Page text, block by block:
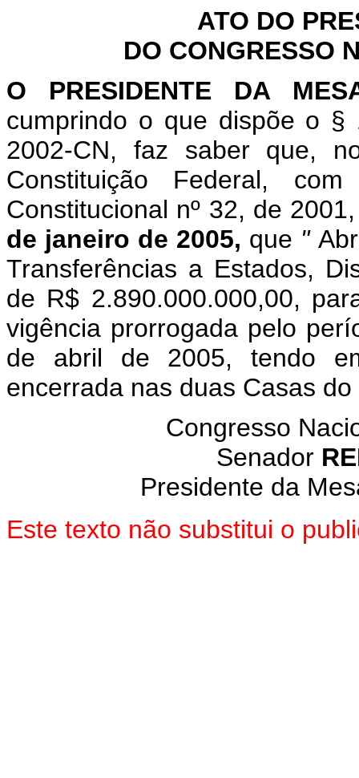
ATO DO
DO CONGRESSO
O PRESIDENTE DA
cumprindo o que dispõe o §
2002-CN, faz saber que,
Constituição Federal,
Constitucional nº 32, de
de janeiro de 2005, que "
Transferências a Estados,
de R$ 2.890.000.000,00,
vigência prorrogada pelo
de abril de 2005, tendo
encerrada nas duas Casas
Congresso
Senador
Presidente da
Este texto não substitui o